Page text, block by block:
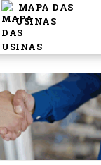
MAPA DAS
USINAS